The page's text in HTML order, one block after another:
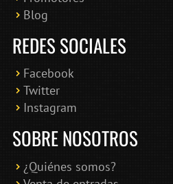
Blog
REDES SOCIALES
Facebook
Twitter
Instagram
SOBRE NOSOTROS
¿Quiénes somos?